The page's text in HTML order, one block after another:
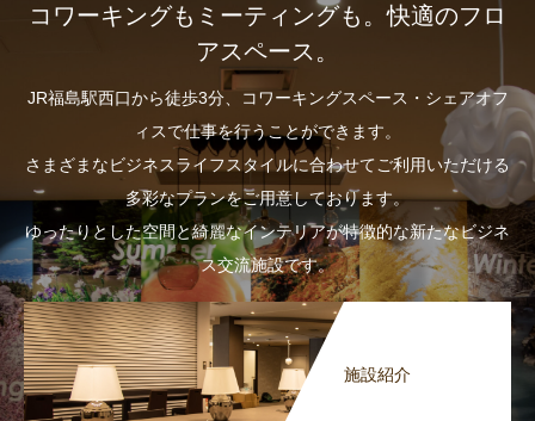
コワーキングもミーティングも。快適のフロ
アスペース。
JR福島駅西口から徒歩3分、コワーキングスペース・シェアオフ
ィスで仕事を行うことができます。
さまざまなビジネスライフスタイルに合わせてご利用いただける
多彩なプランをご用意しております。
ゆったりとした空間と綺麗なインテリアが特徴的な新たなビジネ
ス交流施設です。
施設紹介